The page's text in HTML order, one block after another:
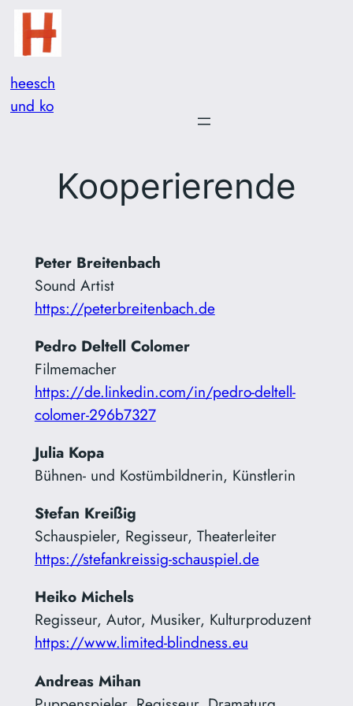
Zum
Inhalt
springen
heesch
und ko
Kooperierende
Peter Breitenbach
Sound Artist
https://peterbreitenbach.de
Pedro Deltell Colomer
Filmemacher
https://de.linkedin.com/in/pedro-deltell-
colomer-296b7327
Julia Kopa
Bühnen- und Kostümbildnerin, Künstlerin
Stefan Kreißig
Schauspieler, Regisseur, Theaterleiter
https://stefankreissig-schauspiel.de
Heiko Michels
Regisseur, Autor, Musiker, Kulturproduzent
https://www.limited-blindness.eu
Andreas Mihan